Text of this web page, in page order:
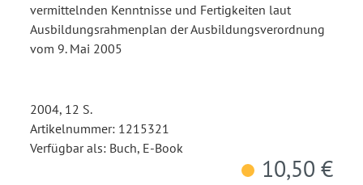
vermittelnden Kenntnisse und Fertigkeiten laut
Ausbildungsrahmenplan der Ausbildungsverordnung
vom 9. Mai 2005
2004, 12 S.
Artikelnummer: 1215321
Verfügbar als: Buch, E-Book
10,50 €